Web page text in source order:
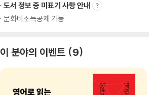
도서 정보 중 미표기 사항 안내
문화비소득공제 가능
이 분야의 이벤트 9